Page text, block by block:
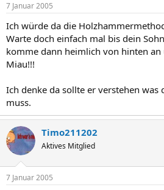
7 Januar 2005
Ich würde da die
Warte doch einfach mal bis dein
komme dann heimlich von hinten an
Miau!!!
Ich denke da sollte er verstehen was
muss.
Timo211202
Aktives Mitglied
7 Januar 2005